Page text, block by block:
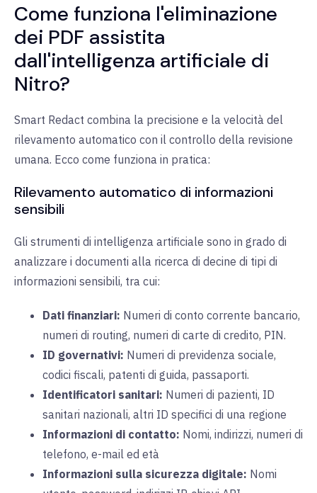
Come funziona l'eliminazione
dei PDF assistita
dall'intelligenza artificiale di
Nitro?
Smart Redact combina la precisione e la velocità del
rilevamento automatico con il controllo della revisione
umana. Ecco come funziona in pratica:
Rilevamento automatico di informazioni
sensibili
Gli strumenti di intelligenza artificiale sono in grado di
analizzare i documenti alla ricerca di decine di tipi di
informazioni sensibili, tra cui:
Dati finanziari: Numeri di conto corrente bancario,
numeri di routing, numeri di carte di credito, PIN.
ID governativi: Numeri di previdenza sociale,
codici fiscali, patenti di guida, passaporti.
Identificatori sanitari: Numeri di pazienti, ID
sanitari nazionali, altri ID specifici di una regione
Informazioni di contatto: Nomi, indirizzi, numeri di
telefono, e-mail ed età
Informazioni sulla sicurezza digitale: Nomi